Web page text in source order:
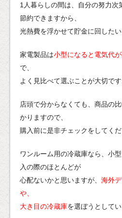
1人暮らしの間は、自分の努力次
節約できますから、
光熱費を浮かせて貯金に回したい
家電製品は小型になると電気代が
で、
よく見比べて選ぶことが大切です
店頭で分からなくても、商品の
かりますので、
購入前に是非チェックをしてくだ
ワンルーム用の冷蔵庫なら、小
入の際のほとんどが
心配ないかと思いますが、 海外
や、
大き目の冷蔵庫を選ぼうとしてい